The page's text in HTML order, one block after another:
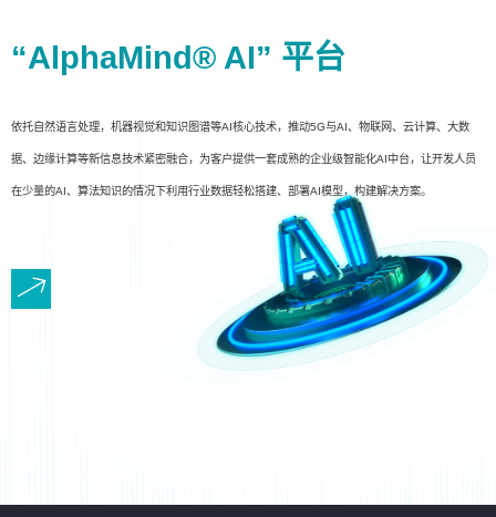
“AlphaMind® AI” 平台
依托自然语言处理，机器视觉和知识图谱等AI核心技术，推动5G与AI、物联网、云计算、大数
据、边缘计算等新信息技术紧密融合，为客户提供一套成熟的企业级智能化AI中台，让开发人员
在少量的AI、算法知识的情况下利用行业数据轻松搭建、部署AI模型，构建解决方案。